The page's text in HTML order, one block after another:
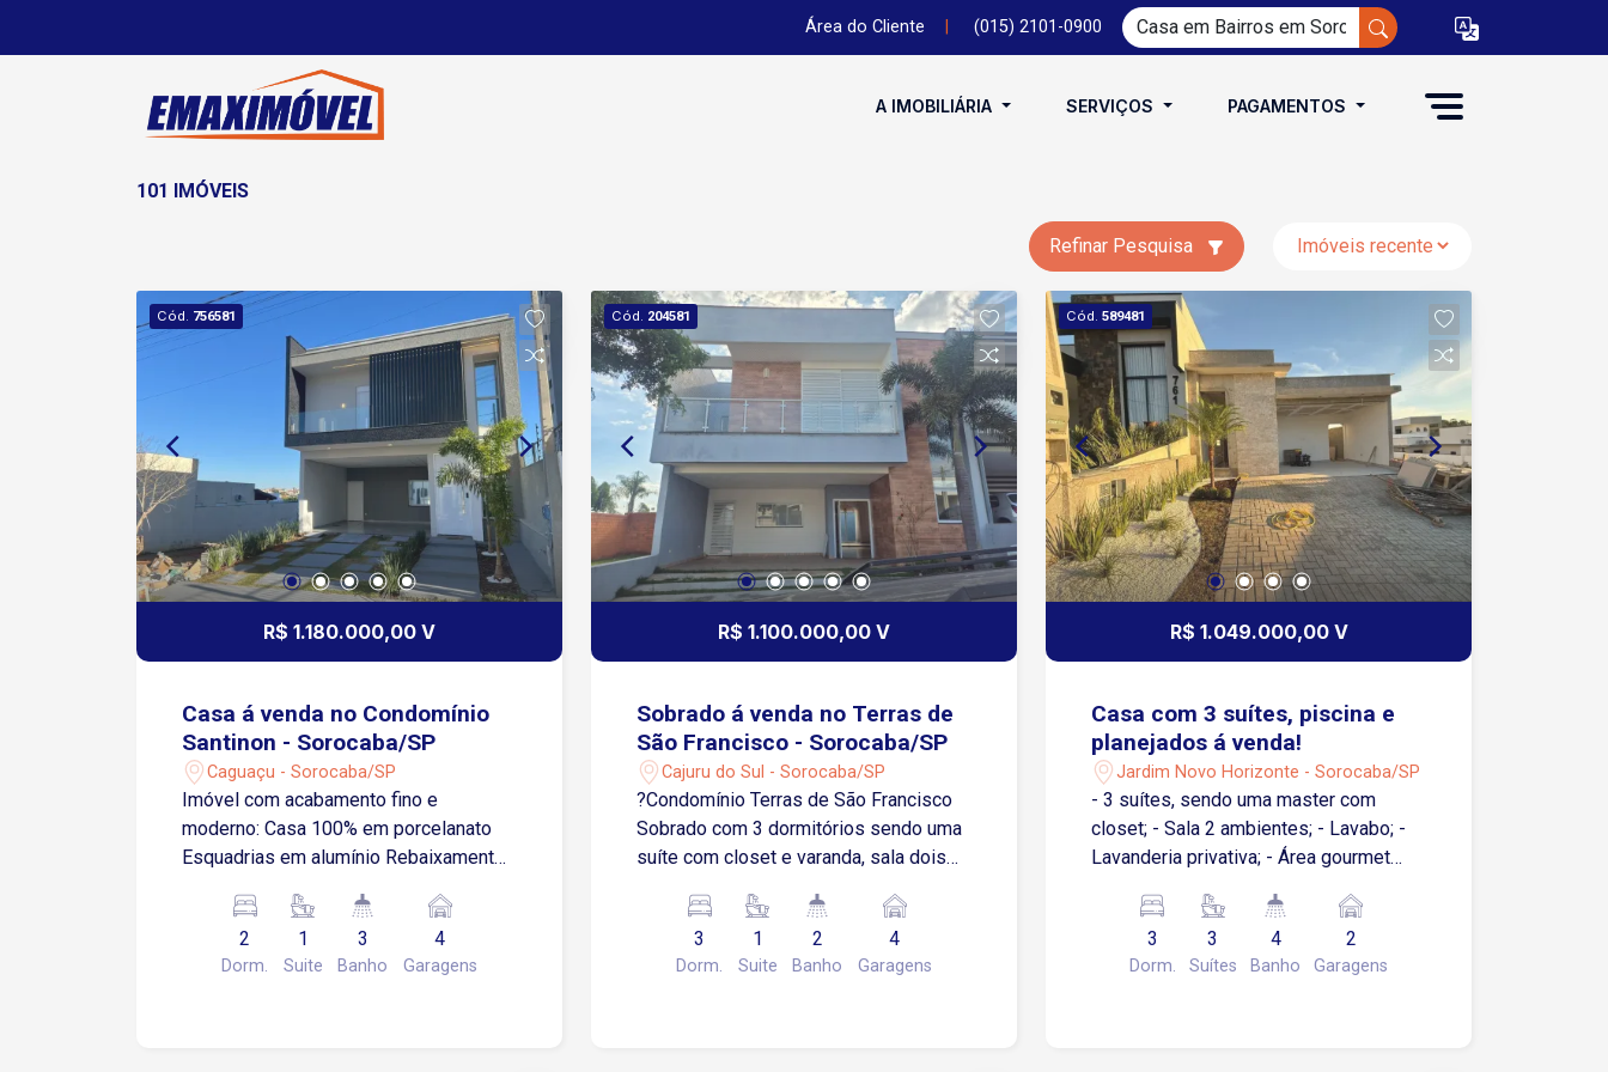
Área do Cliente (015) 2101-0900
A IMOBILIÁRIA SERVIÇOS PAGAMENTOS
101 IMÓVEIS
Refinar Pesquisa
Cód. 756581
R$ 1.180.000,00 V
Casa á venda no Condomínio
Santinon - Sorocaba/SP
Caguaçu - Sorocaba/SP
Imóvel com acabamento fino e
moderno: Casa 100% em porcelanato
Esquadrias em alumínio Rebaixamento
condicionado Pavimento térreo: Hall de
entrada Sala de estar ampla Sala de
jantar integrada Cozinha espaçosa
2
Dorm.
1
Suite
3
Banho
4
Garagens
Cód. 204581
R$ 1.100.000,00 V
Sobrado á venda no Terras de
São Francisco - Sorocaba/SP
Cajuru do Sul - Sorocaba/SP
?Condomínio Terras de São Francisco
Sobrado com 3 dormitórios sendo uma
suíte com closet e varanda, sala dois
cozinha,área de serviço, quintal espaço
gourmet com churrasqueira, 4 vagas de
garagem sendo 2 cobertas, portaria
3
Dorm.
1
Suite
2
Banho
4
Garagens
Cód. 589481
R$ 1.049.000,00 V
Casa com 3 suítes, piscina e
planejados á venda!
Jardim Novo Horizonte - Sorocaba/SP
- 3 suítes, sendo uma master com
closet; - Sala 2 ambientes; - Lavabo; -
Lavanderia privativa; - Área gourmet
Planejados na cozinha, gourmet,
banheiros, lavabo e closet já instalados;
3
Dorm.
3
Suítes
4
Banho
2
Garagens